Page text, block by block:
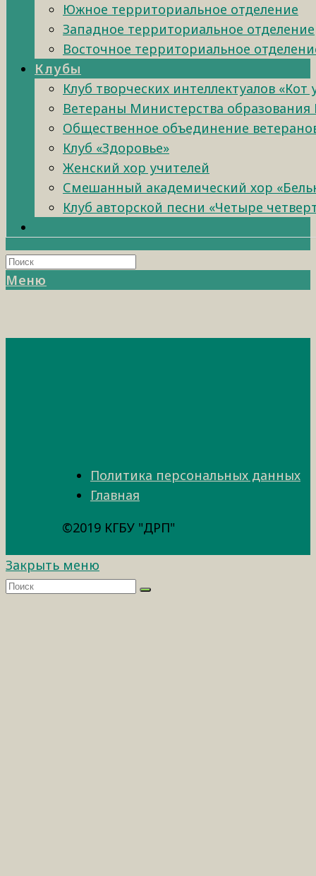
Южное территориальное отделение
Западное территориальное отделение
Восточное территориальное
Клубы
Клуб творческих интеллектуалов «Кот
Ветераны Министерства образования
Общественное объединение
Клуб «Здоровье»
Женский хор учителей
Смешанный академический хор
Клуб авторской песни «Четыре
Меню
Политика персональных данных
Главная
©2019 КГБУ "ДРП"
Закрыть меню